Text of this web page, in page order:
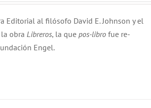
Editorial al filósofo David E. Johnson y el
obra Libreros, la que pos-libro fue re-
Engel.